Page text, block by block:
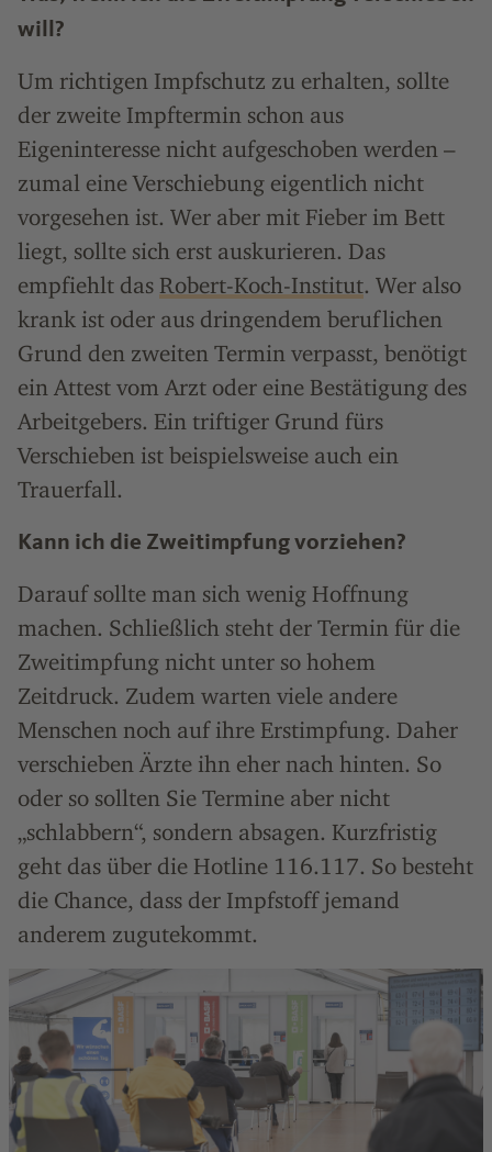
will?
Um richtigen Impfschutz zu erhalten, sollte
der zweite Impftermin schon aus
Eigeninteresse nicht aufgeschoben werden –
zumal eine Verschiebung eigentlich nicht
vorgesehen ist. Wer aber mit Fieber im Bett
liegt, sollte sich erst auskurieren. Das
empfiehlt das Robert-Koch-Institut. Wer also
krank ist oder aus dringendem beruflichen
Grund den zweiten Termin verpasst, benötigt
ein Attest vom Arzt oder eine Bestätigung des
Arbeitgebers. Ein triftiger Grund fürs
Verschieben ist beispielsweise auch ein
Trauerfall.
Kann ich die Zweitimpfung vorziehen?
Darauf sollte man sich wenig Hoffnung
machen. Schließlich steht der Termin für die
Zweitimpfung nicht unter so hohem
Zeitdruck. Zudem warten viele andere
Menschen noch auf ihre Erstimpfung. Daher
verschieben Ärzte ihn eher nach hinten. So
oder so sollten Sie Termine aber nicht
„schlabbern“, sondern absagen. Kurzfristig
geht das über die Hotline 116.117. So besteht
die Chance, dass der Impfstoff jemand
anderem zugutekommt.